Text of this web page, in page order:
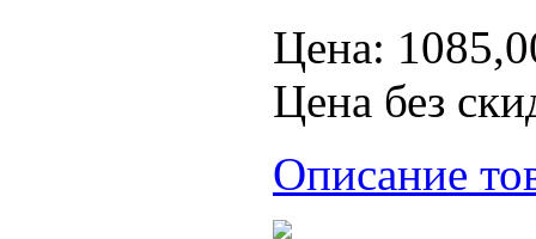
Цена:
Цена без
Описание